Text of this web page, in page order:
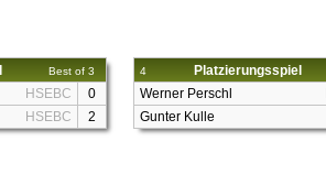
Best of 3
HSEBC
0
HSEBC 2
4 Platzierungsspiel
Werner Perschl
Gunter Kulle